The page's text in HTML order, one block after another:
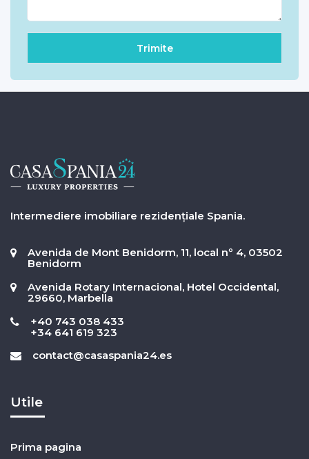
Intermediere imobiliare rezidențiale Spania.
Avenida de Mont Benidorm, 11, local nº 4, 03502
Benidorm
Avenida Rotary Internacional, Hotel Occidental,
29660, Marbella
+40 743 038 433
+34 641 619 323
contact@casaspania24.es
Utile
Prima pagina